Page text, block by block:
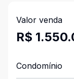
Valor venda
R$
Condomínio